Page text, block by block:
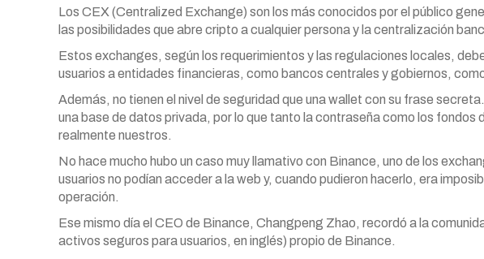
Los CEX (Centralized Exchange) son los más conocidos por el público
las posibilidades que abre cripto a cualquier persona y la centralización
Estos exchanges, según los requerimientos y las regulaciones locales,
usuarios a entidades financieras, como bancos centrales y gobiernos,
Además, no tienen el nivel de seguridad que una wallet con su frase
una base de datos privada, por lo que tanto la contraseña como los fondos
realmente nuestros.
No hace mucho hubo un caso muy llamativo con Binance, uno de los
usuarios no podían acceder a la web y, cuando pudieron hacerlo, era
operación.
Ese mismo día el CEO de Binance, Changpeng Zhao, recordó a la
activos seguros para usuarios, en inglés) propio de Binance.